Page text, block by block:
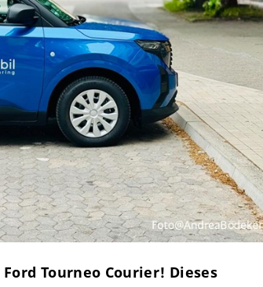
Tourneo Courier! Dieses